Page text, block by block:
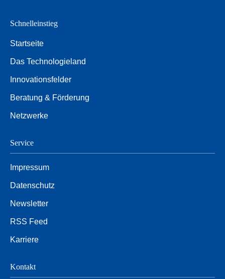
Schnelleinstieg
Startseite
Das Technologieland
Innovationsfelder
Beratung & Förderung
Netzwerke
Service
Impressum
Datenschutz
Newsletter
RSS Feed
Karriere
Kontakt